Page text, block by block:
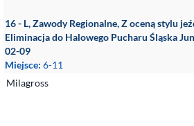
16 - L, Zawody Regionalne, Z oceną stylu
Eliminacja do Halowego Pucharu Śląska
02-09
Miejsce: 6-11
Milagross